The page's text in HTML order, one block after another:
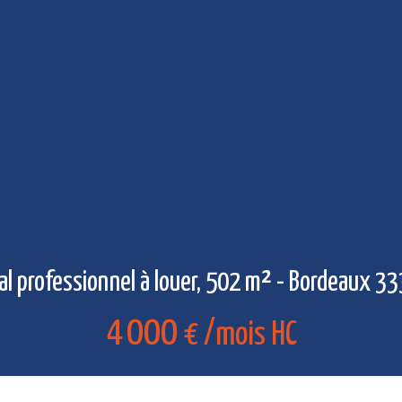
professionnel à louer, 502 m² - Bordeaux
4 000 € /mois HC